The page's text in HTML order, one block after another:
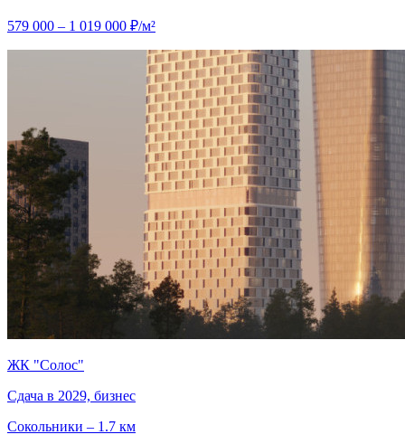
579 000 – 1 019 000 ₽/м²
ЖК "Солос"
Сдача в 2029, бизнес
Сокольники – 1.7 км